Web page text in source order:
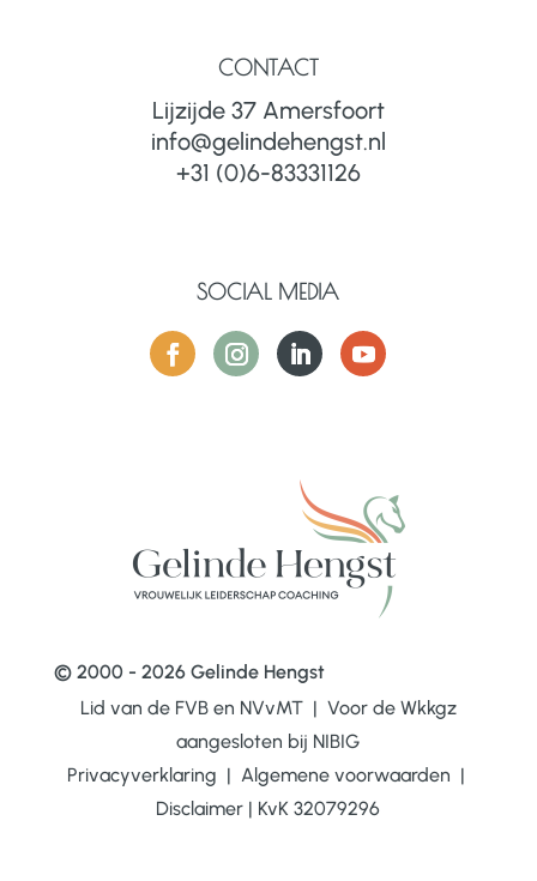
CONTACT
Lijzijde 37 Amersfoort
info@gelindehengst.nl
+31 (0)6-83331126
SOCIAL MEDIA
© 2000 - 2026 Gelinde Hengst
Lid van de FVB en NVvMT | Voor de Wkkgz
aangesloten bij NIBIG
Privacyverklaring | Algemene voorwaarden |
Disclaimer | KvK 32079296